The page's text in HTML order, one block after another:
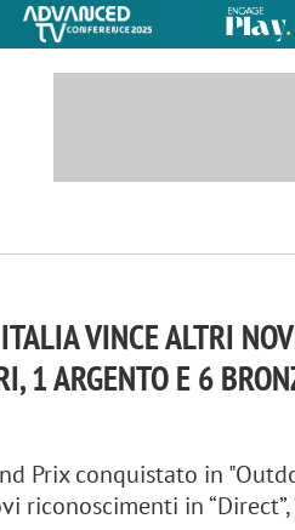
VINCE ALTRI
1 ARGENTO E 6
Prix conquistato in
riconoscimenti in “Direct”,